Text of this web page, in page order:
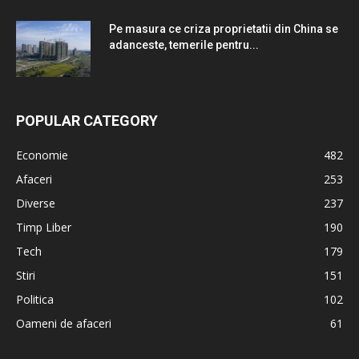
Pe masura ce criza proprietatii din China se
adanceste, temerile pentru...
POPULAR CATEGORY
Economie
482
Afaceri
253
Diverse
237
Timp Liber
190
Tech
179
Stiri
151
Politica
102
Oameni de afaceri
61